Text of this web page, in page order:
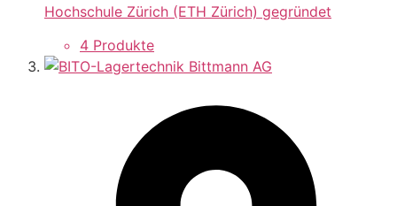
Hochschule Zürich (ETH Zürich) gegründet
4 Produkte